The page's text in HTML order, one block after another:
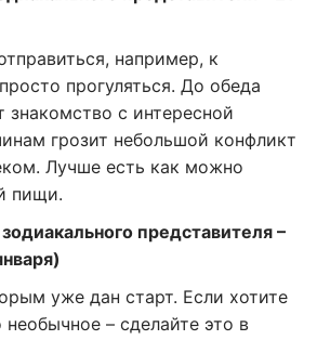
например, к
прогуляться. До обеда
с интересной
грозит небольшой конфликт
Лучше есть как можно
пищи.
представителя –
уже дан старт. Если хотите
необычное – сделайте это в